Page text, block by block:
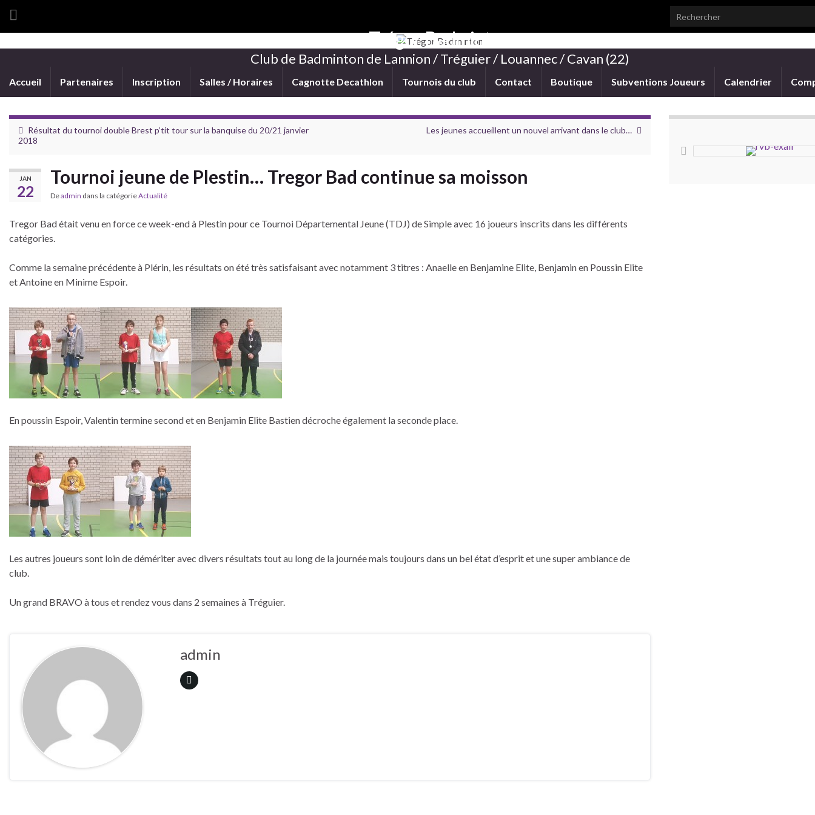
Search for:
Trégor Badminton
Club de Badminton de Lannion / Tréguier / Louannec / Cavan (22)
Accueil Partenaires Inscription Salles / Horaires Cagnotte Decathlon Tournois du club Contact Boutique Subventions Joueurs Calendrier
Résultat du tournoi double Brest p’tit tour sur la banquise du 20/21 janvier
2018
Les jeunes accueillent un nouvel arrivant dans le club…
JAN
22
Tournoi jeune de Plestin… Tregor Bad continue sa moisson
Deadmin dans la catégorieActualité
Tregor Bad était venu en force ce week-end à Plestin pour ce Tournoi Départemental Jeune (TDJ) de Simple avec 16 joueurs inscrits dans les différents
catégories.
Comme la semaine précédente à Plérin, les résultats on été très satisfaisant avec notamment 3 titres : Anaelle en Benjamine Elite, Benjamin en Poussin Elite
et Antoine en Minime Espoir.
En poussin Espoir, Valentin termine second et en Benjamin Elite Bastien décroche également la seconde place.
Les autres joueurs sont loin de démériter avec divers résultats tout au long de la journée mais toujours dans un bel état d’esprit et une super ambiance de
club.
Un grand BRAVO à tous et rendez vous dans 2 semaines à Tréguier.
admin